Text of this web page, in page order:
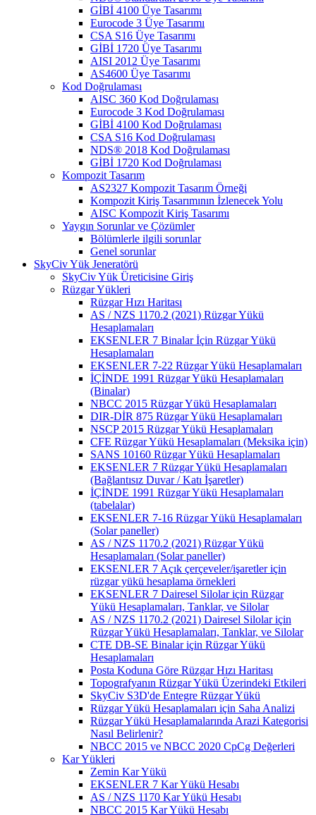
GİBİ 4100 Üye Tasarımı
Eurocode 3 Üye Tasarımı
CSA S16 Üye Tasarımı
GİBİ 1720 Üye Tasarımı
AISI 2012 Üye Tasarımı
AS4600 Üye Tasarımı
Kod Doğrulaması
AISC 360 Kod Doğrulaması
Eurocode 3 Kod Doğrulaması
GİBİ 4100 Kod Doğrulaması
CSA S16 Kod Doğrulaması
NDS® 2018 Kod Doğrulaması
GİBİ 1720 Kod Doğrulaması
Kompozit Tasarım
AS2327 Kompozit Tasarım Örneği
Kompozit Kiriş Tasarımının İzlenecek Yolu
AISC Kompozit Kiriş Tasarımı
Yaygın Sorunlar ve Çözümler
Bölümlerle ilgili sorunlar
Genel sorunlar
SkyCiv Yük Jeneratörü
SkyCiv Yük Üreticisine Giriş
Rüzgar Yükleri
Rüzgar Hızı Haritası
AS / NZS 1170.2 (2021) Rüzgar Yükü
Hesaplamaları
EKSENLER 7 Binalar İçin Rüzgar Yükü
Hesaplamaları
EKSENLER 7-22 Rüzgar Yükü Hesaplamaları
İÇİNDE 1991 Rüzgar Yükü Hesaplamaları
(Binalar)
NBCC 2015 Rüzgar Yükü Hesaplamaları
DIR-DİR 875 Rüzgar Yükü Hesaplamaları
NSCP 2015 Rüzgar Yükü Hesaplamaları
CFE Rüzgar Yükü Hesaplamaları (Meksika için)
SANS 10160 Rüzgar Yükü Hesaplamaları
EKSENLER 7 Rüzgar Yükü Hesaplamaları
(Bağlantısız Duvar / Katı İşaretler)
İÇİNDE 1991 Rüzgar Yükü Hesaplamaları
(tabelalar)
EKSENLER 7-16 Rüzgar Yükü Hesaplamaları
(Solar paneller)
AS / NZS 1170.2 (2021) Rüzgar Yükü
Hesaplamaları (Solar paneller)
EKSENLER 7 Açık çerçeveler/işaretler için
rüzgar yükü hesaplama örnekleri
EKSENLER 7 Dairesel Silolar için Rüzgar
Yükü Hesaplamaları, Tanklar, ve Silolar
AS / NZS 1170.2 (2021) Dairesel Silolar için
Rüzgar Yükü Hesaplamaları, Tanklar, ve Silolar
CTE DB-SE Binalar için Rüzgar Yükü
Hesaplamaları
Posta Koduna Göre Rüzgar Hızı Haritası
Topografyanın Rüzgar Yükü Üzerindeki Etkileri
SkyCiv S3D'de Entegre Rüzgar Yükü
Rüzgar Yükü Hesaplamaları için Saha Analizi
Rüzgar Yükü Hesaplamalarında Arazi Kategorisi
Nasıl Belirlenir?
NBCC 2015 ve NBCC 2020 CpCg Değerleri
Kar Yükleri
Zemin Kar Yükü
EKSENLER 7 Kar Yükü Hesabı
AS / NZS 1170 Kar Yükü Hesabı
NBCC 2015 Kar Yükü Hesabı